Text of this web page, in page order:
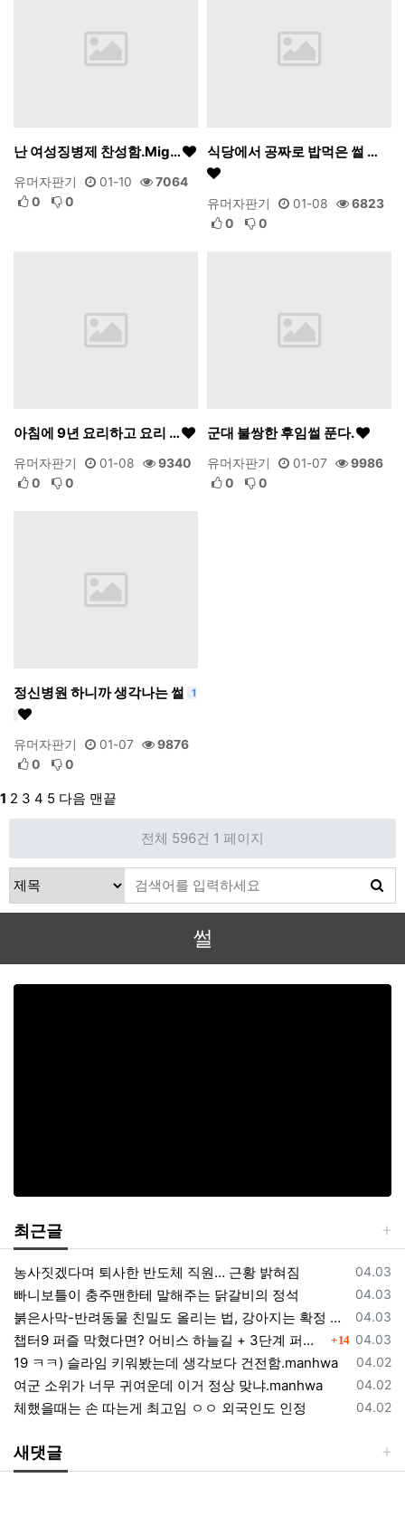
난 여성징병제 찬성함.Mig…
유머자판기 01-10
7064
0
0
식당에서 공짜로 밥먹은 썰 …
유머자판기 01-08
6823
0
0
아침에 9년 요리하고 요리 …
유머자판기 01-08
9340
0
0
군대 불쌍한 후임썰 푼다.
유머자판기 01-07
9986
0
0
정신병원 하니까 생각나는 썰 1
유머자판기 01-07
9876
0
0
1 2 3 4 5 다음 맨끝
전체 596건 1 페이지
썰
최근글
등록일
04.03
농사짓겠다며 퇴사한 반도체 직원… 근황 밝혀짐
등록일
04.03
빠니보틀이 충주맨한테 말해주는 닭갈비의 정석
등록일
04.03
붉은사막-반려동물 친밀도 올리는 법, 강아지는 확정 고양이는 조건 확인
등록일
04.03
챕터9 퍼즐 막혔다면? 어비스 하늘길 + 3단계 퍼즐 공략 순서 정리 (길찾기 포함) 댓글
14
등록일
04.02
19 ㅋㅋ) 슬라임 키워봤는데 생각보다 건전함.manhwa
등록일
04.02
여군 소위가 너무 귀여운데 이거 정상 맞냐.manhwa
등록일
04.02
체했을때는 손 따는게 최고임 ㅇㅇ 외국인도 인정
새댓글